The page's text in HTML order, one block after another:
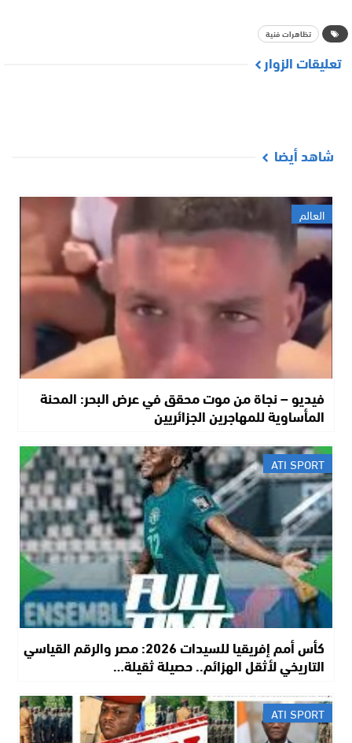
تظاهرات فنية
تعليقات الزوار
شاهد أيضا
العالم
فيديو – نجاة من موت محقق في عرض البحر: المحنة
المأساوية للمهاجرين الجزائريين
ATI SPORT
كأس أمم إفريقيا للسيدات 2026: مصر والرقم القياسي
التاريخي لأثقل الهزائم.. حصيلة ثقيلة…
ATI SPORT